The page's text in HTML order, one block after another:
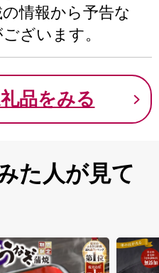
情報から予告な
ざいます。
品をみる
た人が見て